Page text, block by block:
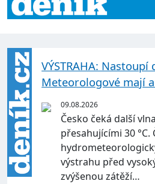
VÝSTRAHA: Nastoupí
Meteorologové mají
09.08.2026
Česko čeká další
přesahujícími 30 °C.
výstrahu před
zvýšenou zátěží…